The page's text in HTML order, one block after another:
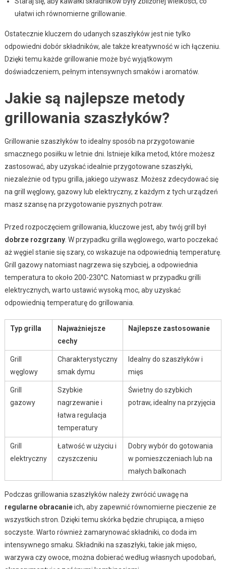
ułatwi ich równomierne grillowanie.
Ostatecznie kluczem do udanych szaszłyków jest nie tylko
odpowiedni dobór składników, ale także kreatywność w ich łączeniu.
Dzięki temu każde grillowanie może być wyjątkowym
doświadczeniem, pełnym intensywnych smaków i aromatów.
Jakie są najlepsze metody
grillowania szaszłyków?
Grillowanie szaszłyków to idealny sposób na przygotowanie
smacznego posiłku w letnie dni. Istnieje kilka metod, które możesz
zastosować, aby uzyskać idealnie przygotowane szaszłyki,
niezależnie od typu grilla, jakiego używasz. Możesz zdecydować się
na grill węglowy, gazowy lub elektryczny, z każdym z tych urządzeń
masz szansę na przygotowanie pysznych potraw.
Przed rozpoczęciem grillowania, kluczowe jest, aby twój grill był
dobrze rozgrzany. W przypadku grilla węglowego, warto poczekać
aż węgiel stanie się szary, co wskazuje na odpowiednią temperaturę.
Grill gazowy natomiast nagrzewa się szybciej, a odpowiednia
temperatura to około 200-230°C. Natomiast w przypadku grilli
elektrycznych, warto ustawić wysoką moc, aby uzyskać
odpowiednią temperaturę do grillowania.
Typ grilla
Najważniejsze
cechy
Najlepsze zastosowanie
Grill
węglowy
Charakterystyczny
smak dymu
Idealny do szaszłyków i
mięs
Grill
gazowy
Szybkie
nagrzewanie i
łatwa regulacja
temperatury
Świetny do szybkich
potraw, idealny na przyjęcia
Grill
elektryczny
Łatwość w użyciu i
czyszczeniu
Dobry wybór do gotowania
w pomieszczeniach lub na
małych balkonach
Podczas grillowania szaszłyków należy zwrócić uwagę na
regularne obracanieich, aby zapewnić równomierne pieczenie ze
wszystkich stron. Dzięki temu skórka będzie chrupiąca, a mięso
soczyste. Warto również zamarynować składniki, co doda im
intensywnego smaku. Składniki na szaszłyki, takie jak mięso,
warzywa czy owoce, można dobierać według własnych upodobań,